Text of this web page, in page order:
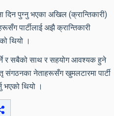
दिन पुग्नु भएका अखिल (क्रान्तिकारी)
पार्टीलाई अझै क्रान्तिकारी
थियो ।
र सबैको साथ र सहयोग आवश्यक हुने
संगठनका नेताहरूसँग खुमलटारमा पार्टी
भएको थियो ।